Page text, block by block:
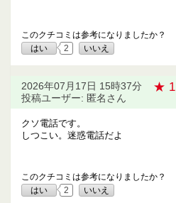
このクチコミは参考になりましたか？
はい
2 いいえ
2026年07月17日 15時37分 ★ 1
投稿ユーザー: 匿名さん
クソ電話です。
しつこい。迷惑電話だよ
このクチコミは参考になりましたか？
はい
2 いいえ